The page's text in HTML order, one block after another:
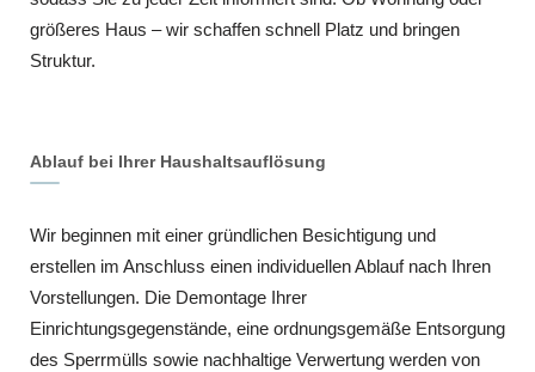
größeres Haus – wir schaffen schnell Platz und bringen
Struktur.
Ablauf bei Ihrer Haushaltsauflösung
Wir beginnen mit einer gründlichen Besichtigung und
erstellen im Anschluss einen individuellen Ablauf nach Ihren
Vorstellungen. Die Demontage Ihrer
Einrichtungsgegenstände, eine ordnungsgemäße Entsorgung
des Sperrmülls sowie nachhaltige Verwertung werden von